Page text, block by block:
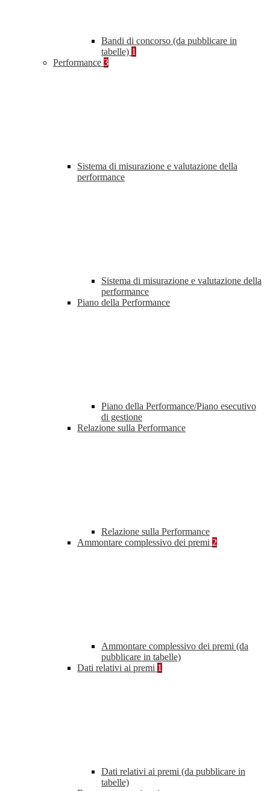
Bandi di concorso (da pubblicare in
tabelle) 1
Performance 3
Sistema di misurazione e valutazione della
performance
Sistema di misurazione e valutazione della
performance
Piano della Performance
Piano della Performance/Piano esecutivo
di gestione
Relazione sulla Performance
Relazione sulla Performance
Ammontare complessivo dei premi 2
Ammontare complessivo dei premi (da
pubblicare in tabelle)
Dati relativi ai premi 1
Dati relativi ai premi (da pubblicare in
tabelle)